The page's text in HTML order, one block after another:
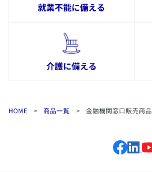
就業不能に備える
介護に備える
HOME > 商品一覧 > 金融機関窓口販売商品